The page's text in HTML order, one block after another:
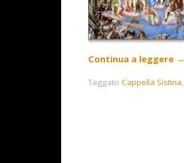
Continua a leggere →
Taggato Cappella Sistina,